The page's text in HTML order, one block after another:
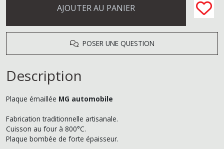
AJOUTER AU PANIER
POSER UNE QUESTION
Description
Plaque émaillée MG automobile
Fabrication traditionnelle artisanale.
Cuisson au four à 800°C.
Plaque bombée de forte épaisseur.